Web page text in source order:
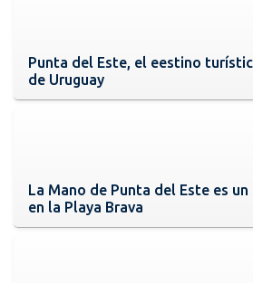
Punta del Este, el eestino
de Uruguay
La Mano de Punta del Este es
en la Playa Brava